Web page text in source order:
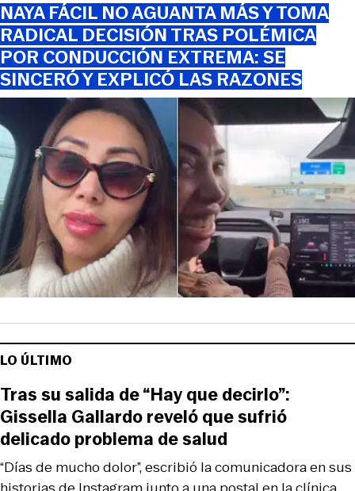
NAYA FÁCIL NO AGUANTA MÁS Y TOMA
RADICAL DECISIÓN TRAS POLÉMICA
POR CONDUCCIÓN EXTREMA: SE
SINCERÓ Y EXPLICÓ LAS RAZONES
LO ÚLTIMO
“Días de mucho dolor”, escribió la comunicadora en sus
Tras su salida de “Hay que decirlo”:
Gissella Gallardo reveló que sufrió
delicado problema de salud